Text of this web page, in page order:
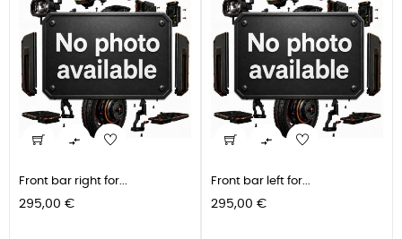

Front bar right for...
Preis
295,00 €

Front bar left for...
Preis
295,00 €